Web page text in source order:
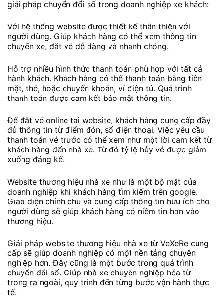
giải pháp chuyển đổi số trong doanh nghiệp xe khách:
Với hệ thống website được thiết kế thân thiện với
người dùng. Giúp khách hàng có thể xem thông tin
chuyến xe, đặt vé dễ dàng và nhanh chóng.
Hỗ trợ nhiều hình thức thanh toán phù hợp với tất cả
hành khách. Khách hàng có thể thanh toán bằng tiền
mặt, thẻ, hoặc chuyển khoản, ví điện tử. Quá trình
thanh toán được cam kết bảo mật thông tin.
Để đặt vé online tại website, khách hàng cung cấp đầy
đủ thông tin từ điểm đón, số điện thoại. Việc yêu cầu
thanh toán vé trước có thể xem như một lời cam kết từ
khách hàng đến nhà xe. Từ đó tỷ lệ hủy vé được giảm
xuống đáng kể.
Website thương hiệu nhà xe như là một bộ mặt của
doanh nghiệp khi khách hàng tìm kiếm trên google.
Giao diện chỉnh chu và cung cấp thông tin hữu ích cho
người dùng sẽ giúp khách hàng có niềm tin hơn vào
thương hiệu.
Giải pháp website thương hiệu nhà xe từ VeXeRe cung
cấp sẽ giúp doanh nghiệp có một nền tảng chuyên
nghiệp hơn. Đây cũng là một bước trong quá trình
chuyển đổi số. Giúp nhà xe chuyên nghiệp hóa từ
trong ra ngoài, quy trình đến từng bước vận hành thực
tế.